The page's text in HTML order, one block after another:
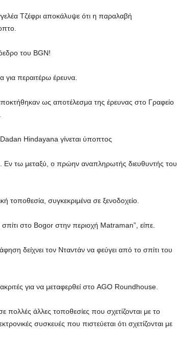
Τζέφρι αποκάλυψε ότι η παραλαβή
του BGN!
περαιτέρω έρευνα.
ως αποτέλεσμα της έρευνας στο Γραφείο
Hindayana γίνεται ύποπτος
Εν τω μεταξύ, ο πρώην αναπληρωτής διευθυντής του
συγκεκριμένα σε ξενοδοχείο.
στο Bogor στην περιοχή Matraman”, είπε.
δείχνει τον Νταντάν να φεύγει από το σπίτι του
για να μεταφερθεί στο AGO Roundhouse.
άλλες τοποθεσίες που σχετίζονται με το
συσκευές που πιστεύεται ότι σχετίζονται με